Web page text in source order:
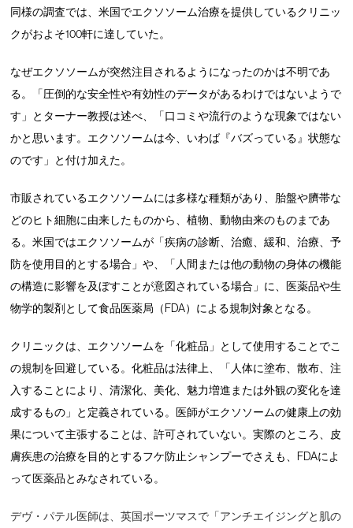
同様の調査では、米国でエクソソーム治療を提供しているクリニッ
クがおよそ100軒に達していた。
なぜエクソソームが突然注目されるようになったのかは不明であ
る。「圧倒的な安全性や有効性のデータがあるわけではないようで
す」とターナー教授は述べ、「口コミや流行のような現象ではない
かと思います。エクソソームは今、いわば『バズっている』状態な
のです」と付け加えた。
市販されているエクソソームには多様な種類があり、胎盤や臍帯な
どのヒト細胞に由来したものから、植物、動物由来のものまであ
る。米国ではエクソソームが「疾病の診断、治癒、緩和、治療、予
防を使用目的とする場合」や、「人間または他の動物の身体の機能
の構造に影響を及ぼすことが意図されている場合」に、医薬品や生
物学的製剤として食品医薬局（FDA）による規制対象となる。
クリニックは、エクソソームを「化粧品」として使用することでこ
の規制を回避している。化粧品は法律上、「人体に塗布、散布、注
入することにより、清潔化、美化、魅力増進または外観の変化を達
成するもの」と定義されている。医師がエクソソームの健康上の効
果について主張することは、許可されていない。実際のところ、皮
膚疾患の治療を目的とするフケ防止シャンプーでさえも、FDAによ
って医薬品とみなされている。
デヴ・パテル医師は、英国ポーツマスで「アンチエイジングと肌の